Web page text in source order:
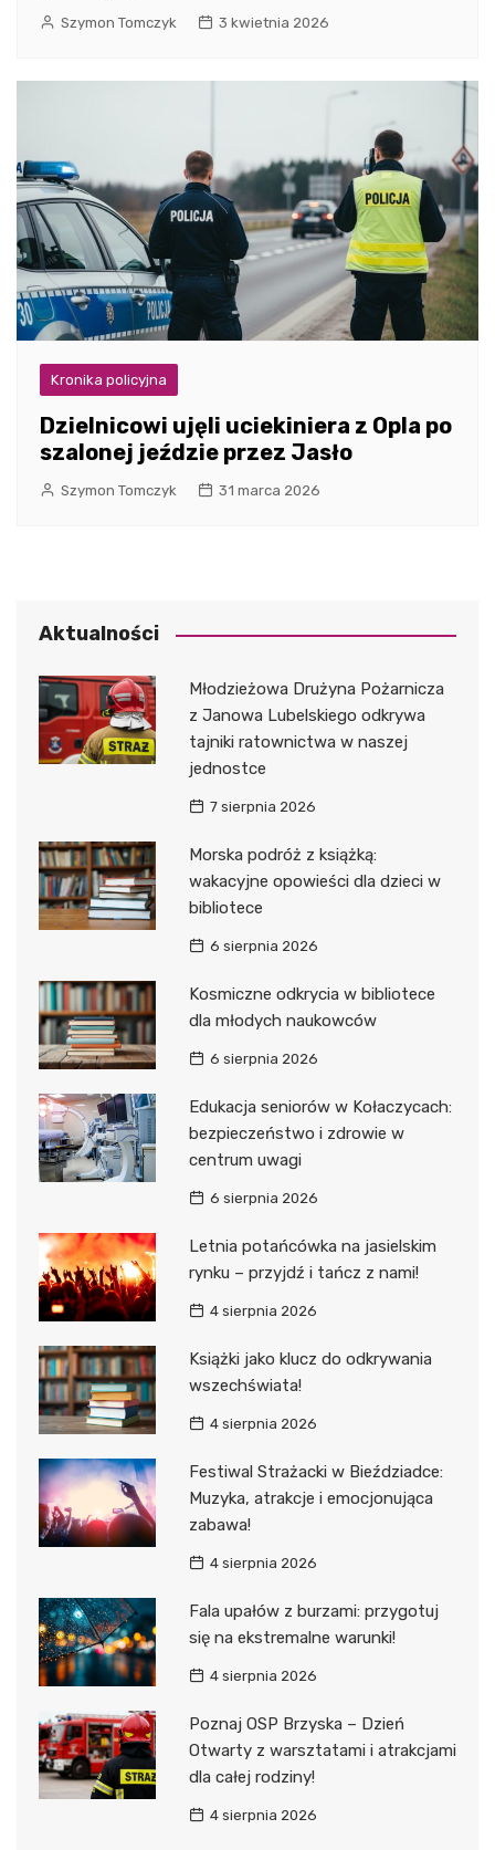
Szymon Tomczyk 3 kwietnia 2026
Kronika policyjna
Dzielnicowi ujęli uciekiniera z Opla po
szalonej jeździe przez Jasło
Szymon Tomczyk 31 marca 2026
Aktualności
Młodzieżowa Drużyna Pożarnicza
z Janowa Lubelskiego odkrywa
tajniki ratownictwa w naszej
jednostce
7 sierpnia 2026
Morska podróż z książką:
wakacyjne opowieści dla dzieci w
bibliotece
6 sierpnia 2026
Kosmiczne odkrycia w bibliotece
dla młodych naukowców
6 sierpnia 2026
Edukacja seniorów w Kołaczycach:
bezpieczeństwo i zdrowie w
centrum uwagi
6 sierpnia 2026
Letnia potańcówka na jasielskim
rynku – przyjdź i tańcz z nami!
4 sierpnia 2026
Książki jako klucz do odkrywania
wszechświata!
4 sierpnia 2026
Festiwal Strażacki w Bieździadce:
Muzyka, atrakcje i emocjonująca
zabawa!
4 sierpnia 2026
Fala upałów z burzami: przygotuj
się na ekstremalne warunki!
4 sierpnia 2026
Poznaj OSP Brzyska – Dzień
Otwarty z warsztatami i atrakcjami
dla całej rodziny!
4 sierpnia 2026